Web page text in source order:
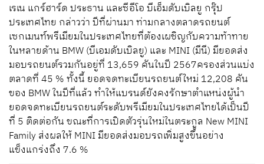
เรเน แกร์ฮาร์ด ประธาน และซีอีโอ บีเอ็มดับเบิลยู กรุ๊ป
ประเทศไทย กล่าวว่า ปีที่ผ่านมา ท่ามกลางตลาดรถยนต์
เซกเมนท์พรีเมียมในประเทศไทยที่ต้องเผชิญกับความท้าทาย
ในหลายด้าน BMW (บีเอมดับเบิลยู) และ MINI (มีนี) มียอดส่ง
มอบรถยนต์รวมกันอยู่ที่ 13,659 คันในปี 2567ครองส่วนแบ่ง
ตลาดที่ 45 % ทั้งนี้ ยอดจดทะเบียนรถยนต์ใหม่ 12,208 คัน
ของ BMW ในปีที่แล้ว ทำให้แบรนด์ยังคงรักษาตำแหน่งผู้นำ
ยอดจดทะเบียนรถยนต์ระดับพรีเมียมในประเทศไทยได้เป็นปี
ที่ 5 ติดต่อกัน ขณะที่การเปิดตัวรุ่นใหม่ในตระกูล New MINI
Family ส่งผลให้ MINI มียอดส่งมอบรถเพิ่มสูงขึ้นอย่าง
แข็งแกร่งถึง 7.6 %